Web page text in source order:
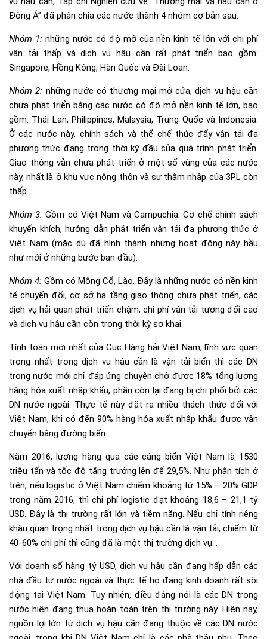
Đông Á” đã phân chia các nước thành 4 nhóm cơ bản sau:
Nhóm 1: những nước có độ mở của nền kinh tế lớn với chi phí
vận tải thấp và dịch vụ hậu cần rất phát triển bao gồm:
Singapore, Hồng Kông, Hàn Quốc và Đài Loan.
Nhóm 2: những nước có thương mại mở cửa, dịch vụ hậu cần
chưa phát triển bằng các nước có độ mở nền kinh tế lớn, bao
gồm: Thái Lan, Philippines, Malaysia, Trung Quốc và Indonesia.
Ở các nước này, chính sách và thể chế thúc đẩy vận tải đa
phương thức đang trong thời kỳ đầu của quá trình phát triển.
Giao thông vẫn chưa phát triển ở một số vùng của các nước
này, nhất là ở khu vực nông thôn và sự thâm nhập của 3PL còn
thấp.
Nhóm 3:Gồm có Việt Nam và Campuchia. Cơ chế chính sách
khuyến khích, hướng dẫn phát triển vận tải đa phương thức ở
Việt Nam (mặc dù đã hình thành nhưng hoạt động này hầu
như mới ở những bước ban đầu).
Nhóm 4: Gồm có Mông Cổ, Lào. Đây là những nước có nền kinh
tế chuyển đổi, cơ sở hạ tầng giao thông chưa phát triển, các
dịch vụ hải quan phát triển chậm; chi phí vận tải tương đối cao
và dịch vụ hậu cần còn trong thời kỳ sơ khai.
Tính toán mới nhất của Cục Hàng hải Việt Nam, lĩnh vực quan
trọng nhất trong dịch vụ hậu cần là vận tải biển thì các DN
trong nước mới chỉ đáp ứng chuyên chở được 18% tổng lượng
hàng hóa xuất nhập khẩu, phần còn lại đang bị chi phối bởi các
DN nước ngoài. Thực tế này đặt ra nhiều thách thức đối với
Việt Nam, khi có đến 90% hàng hóa xuất nhập khẩu được vận
chuyển bằng đường biển.
Năm 2016, lượng hàng qua các cảng biển Việt Nam là 1530
triệu tấn và tốc độ tăng trưởng lên đế 29,5%. Như phân tích ở
trên, nếu logistic ở Việt Nam chiếm khoảng từ 15% – 20% GDP
trong năm 2016, thì chi phí logistic đạt khoảng 18,6 – 21,1 tỷ
USD. Đây là thị trường rất lớn và tiềm năng. Nếu chỉ tính riêng
khâu quan trọng nhất trong dịch vụ hậu cần là vận tải, chiếm từ
40-60% chi phí thì cũng đã là một thị trường dịch vụ…
Với doanh số hàng tỷ USD, dịch vụ hậu cần đang hấp dẫn các
nhà đầu tư nước ngoài và thực tế họ đang kinh doanh rất sôi
động tại Việt Nam. Tuy nhiên, điều đáng nói là các DN trong
nước hiện đang thua hoàn toàn trên thị trường này. Hiện nay,
nguồn lợi lớn từ dịch vụ hậu cần đang thuộc về các DN nước